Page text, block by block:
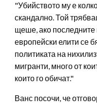
"Убийството му е
скандално. Той
щеше, ако последните
европейски елити се
политиката на
мигранти, много от
които го обичат."
Ванс посочи, че